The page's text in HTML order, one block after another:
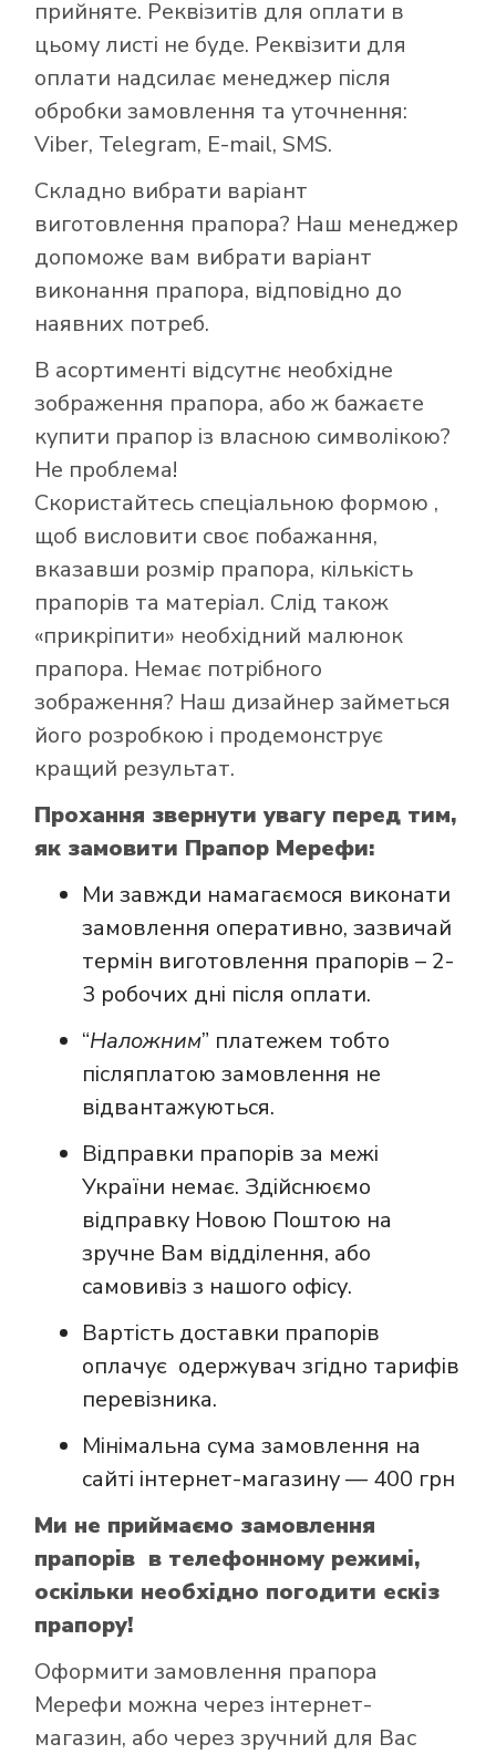
прийняте. Реквізитів для оплати в
цьому листі не буде. Реквізити для
оплати надсилає менеджер після
обробки замовлення та уточнення:
Viber, Telegram, E-mail, SMS.
Складно вибрати варіант
виготовлення прапора? Наш менеджер
допоможе вам вибрати варіант
виконання прапора, відповідно до
наявних потреб.
В асортименті відсутнє необхідне
зображення прапора, або ж бажаєте
купити прапор із власною символікою?
Не проблема!
Скористайтесь спеціальною формою ,
щоб висловити своє побажання,
вказавши розмір прапора, кількість
прапорів та матеріал. Слід також
«прикріпити» необхідний малюнок
прапора. Немає потрібного
зображення? Наш дизайнер займеться
його розробкою і продемонструє
кращий результат.
Прохання звернути увагу перед тим,
як замовити Прапор Мерефи:
Ми завжди намагаємося виконати
замовлення оперативно, зазвичай
термін виготовлення прапорів – 2-
3 робочих дні після оплати.
“Наложним” платежем тобто
післяплатою замовлення не
відвантажуються.
Відправки прапорів за межі
України немає. Здійснюємо
відправку Новою Поштою на
зручне Вам відділення, або
самовивіз з нашого офісу.
Вартість доставки прапорів
оплачує одержувач згідно тарифів
перевізника.
Мінімальна сума замовлення на
сайті інтернет-магазину — 400 грн
Ми не приймаємо замовлення
прапорів в телефонному режимі,
оскільки необхідно погодити ескіз
прапору!
Оформити замовлення прапора
Мерефи можна через інтернет-
магазин, або через зручний для Вас
Як купити прапор
в інтернет-
магазині Лакор: